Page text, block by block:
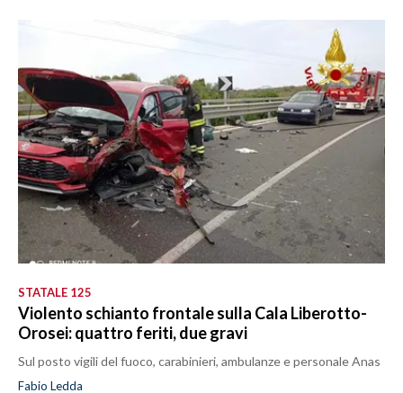
STATALE 125
Violento schianto frontale sulla Cala Liberotto-
Orosei: quattro feriti, due gravi
Sul posto vigili del fuoco, carabinieri, ambulanze e personale Anas
Fabio Ledda